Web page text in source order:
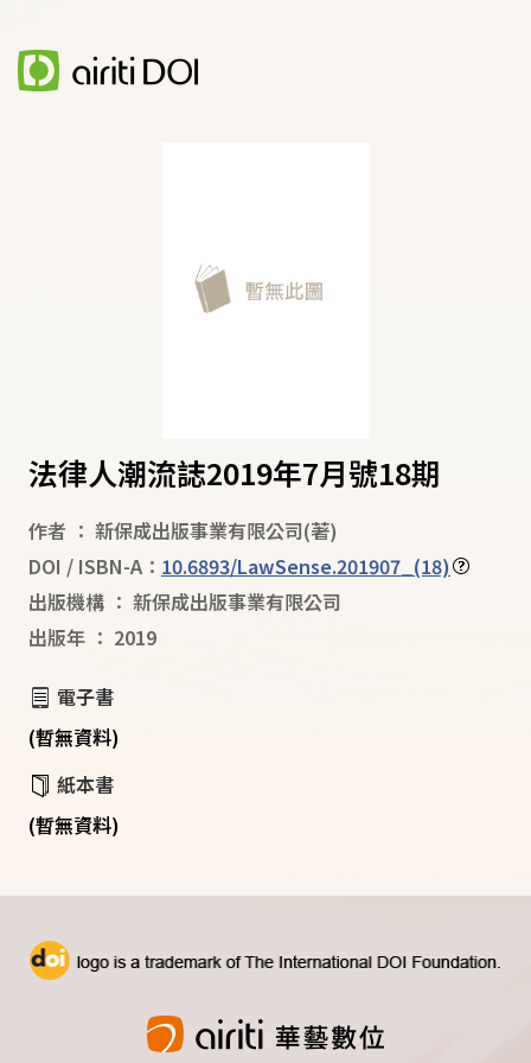
法律人潮流誌2019年7月號18期
作者 ： 新保成出版事業有限公司(著)
DOI / ISBN-A： 10.6893/LawSense.201907_(18)
出版機構 ： 新保成出版事業有限公司
出版年 ： 2019
電子書
(暫無資料)
紙本書
(暫無資料)